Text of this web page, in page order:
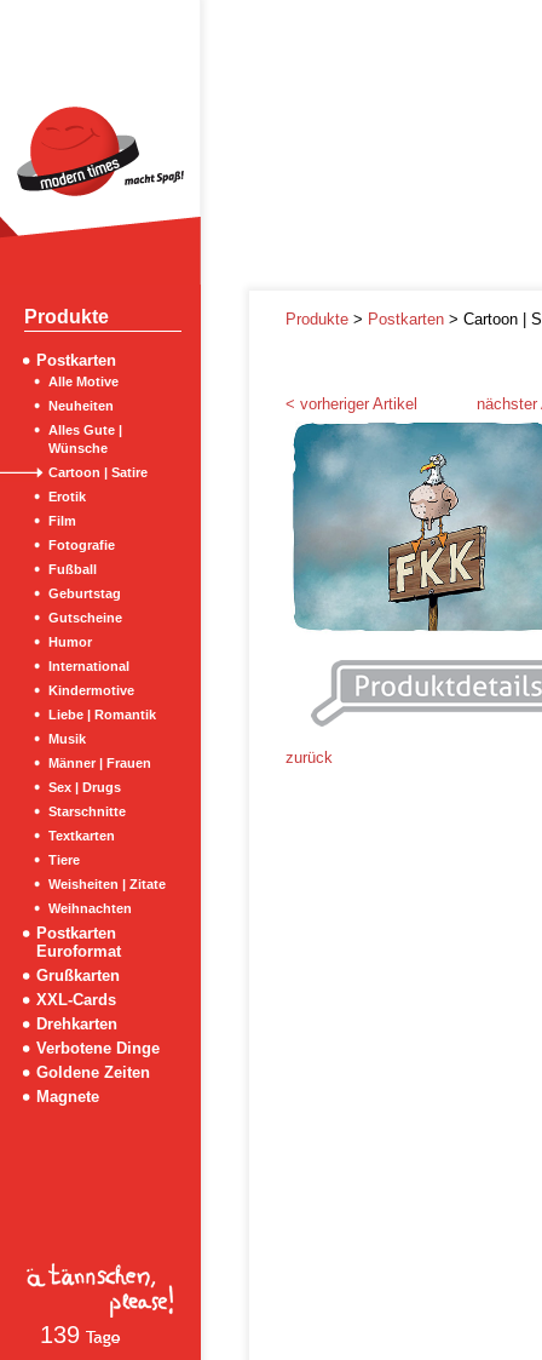
Produkte
Postkarten
Alle Motive
Neuheiten
Alles Gute |
Wünsche
Cartoon | Satire
Erotik
Film
Fotografie
Fußball
Geburtstag
Gutscheine
Humor
International
Kindermotive
Liebe | Romantik
Musik
Männer | Frauen
Sex | Drugs
Starschnitte
Textkarten
Tiere
Weisheiten | Zitate
Weihnachten
Postkarten
Euroformat
Grußkarten
XXL-Cards
Drehkarten
Verbotene Dinge
Goldene Zeiten
Magnete
139
Produkte > Postkarten > Cartoon |
< vorheriger Artikel
zurück